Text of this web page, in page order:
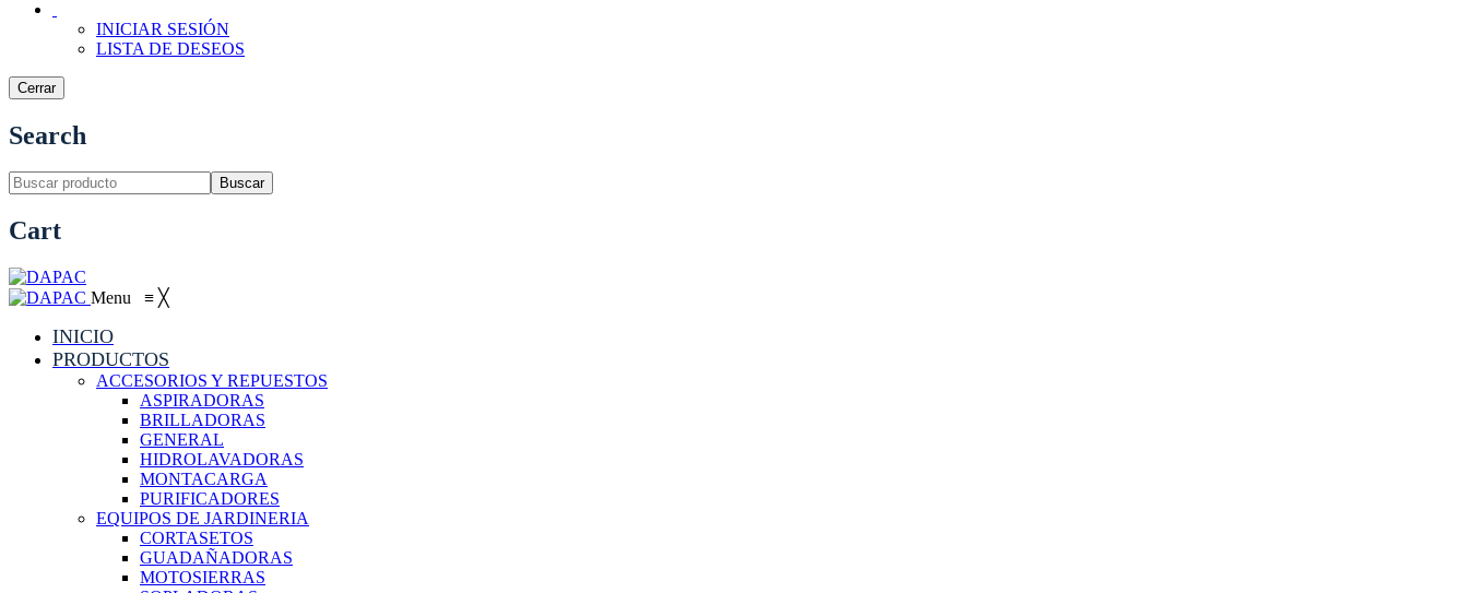
INICIAR SESIÓN
LISTA DE DESEOS
Cerrar
Search
Buscar
Cart
Menu ≡ ╳
INICIO
PRODUCTOS
ACCESORIOS Y REPUESTOS
ASPIRADORAS
BRILLADORAS
GENERAL
HIDROLAVADORAS
MONTACARGA
PURIFICADORES
EQUIPOS DE JARDINERIA
CORTASETOS
GUADAÑADORAS
MOTOSIERRAS